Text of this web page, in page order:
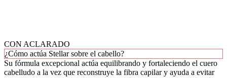
CON ACLARADO
¿Cómo actúa Stellar sobre el cabello?
Su fórmula excepcional actúa equilibrando y fortaleciendo el cuero
cabelludo a la vez que reconstruye la fibra capilar y ayuda a evitar